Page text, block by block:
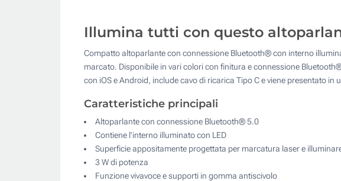
Illumina tutti con questo
Compatto altoparlante con connessione Bluetooth® con interno
marcato. Disponibile in vari colori con finitura e connessione
con iOS e Android, include cavo di ricarica Tipo C e viene presentato
Caratteristiche principali
Altoparlante con connessione Bluetooth® 5.0
Contiene l'interno illuminato con LED
Superficie appositamente progettata per marcatura laser e
3 W di potenza
Funzione vivavoce e supporti in gomma antiscivolo